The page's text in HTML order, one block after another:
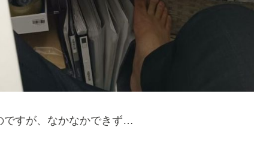
ですが、なかなかできず…